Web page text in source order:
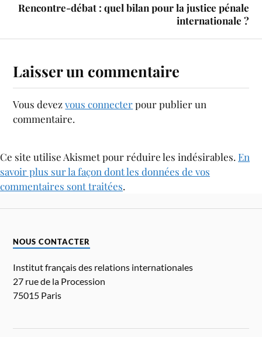
Rencontre-débat : quel bilan pour la justice pénale
internationale ?
Laisser un commentaire
Vous devezvous connecterpour publier un
commentaire.
Ce site utilise Akismet pour réduire les indésirables. En
savoir plus sur la façon dont les données de vos
commentaires sont traitées.
NOUS CONTACTER
Institut français des relations internationales
27 rue de la Procession
75015 Paris